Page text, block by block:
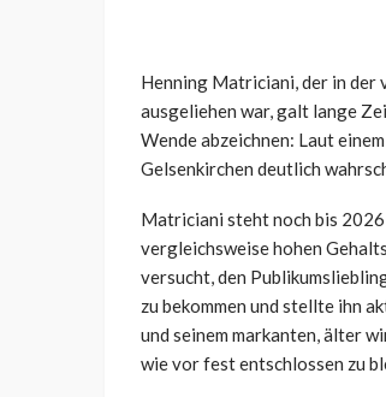
Henning Matriciani, der in der
ausgeliehen war, galt lange
Wende abzeichnen: Laut einem
Gelsenkirchen deutlich
Matriciani steht noch bis
vergleichsweise hohen
versucht, den
zu bekommen und stellte ihn
und seinem markanten, älter
wie vor fest entschlossen zu